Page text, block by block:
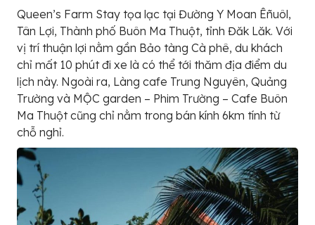
Queen’s Farm Stay tọa lạc tại Đường Y Moan Êñuôl,
Tân Lợi, Thành phố Buôn Ma Thuột, tỉnh Đăk Lăk. Với
vị trí thuận lợi nằm gần Bảo tàng Cà phê, du khách
chỉ mất 10 phút đi xe là có thể tới thăm địa điểm du
lịch này. Ngoài ra, Làng cafe Trung Nguyên, Quảng
Trường và MỘC garden – Phim Trường – Cafe Buôn
Ma Thuột cũng chỉ nằm trong bán kính 6km tính từ
chỗ nghỉ.